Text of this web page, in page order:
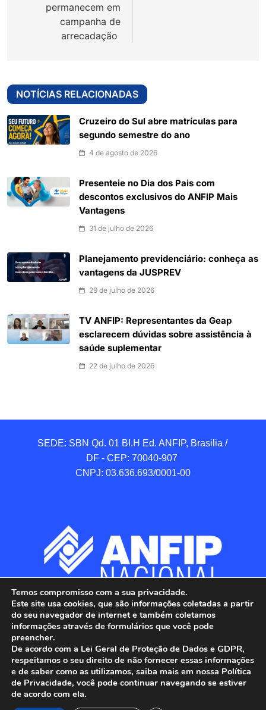
permanecem em
campanha de
arrecadação
NOTÍCIAS RELACIONADAS
Cruzeiro do Sul abre matrículas para
segundo semestre do ano
4 de agosto de 2026
Presenteie no Dia dos Pais com
descontos exclusivos do ANFIP Mais
Vantagens
31 de julho de 2026
Planejamento previdenciário: conheça as
vantagens da JUSPREV
29 de julho de 2026
TV ANFIP: Representantes da Geap
esclarecem dúvidas sobre assistência à
saúde suplementar
22 de julho de 2026
SEDE: SBN Qd. 01 BI.H Ed. ANFIP, Brasilia /
DF - CEP: 70040-907
CNPJ: 03.636.693/0001-00
ANFIP - Associação Nacional dos Auditores
Fiscais da Receita Federal do Brasil.
Temos compromisso com a sua privacidade.
Este site usa cookies, que são informações coletadas a partir
do seu navegador de internet e também coletamos
informações através de formulários que você pode
preencher.
De acordo com a Lei Geral de Proteção de Dados e GDPR,
respeitamos o seu direito de não fornecer essas informações
e de saber como as utilizamos, saiba mais em nossa Política
de Privacidade, você pode continuar navegando se estiver
de acordo com ela.